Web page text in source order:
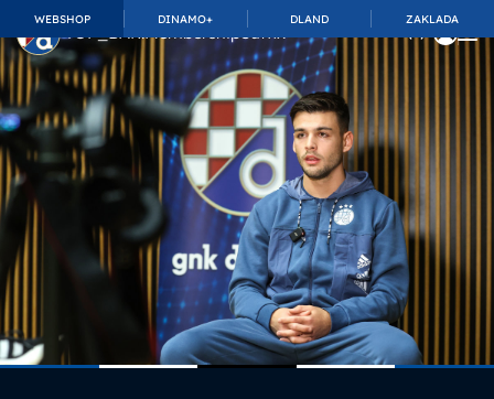
WEBSHOP DINAMO+ DLAND ZAKLADA
TOP_BAR.MembershipSuffix